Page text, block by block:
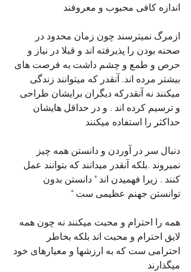
اندازه کافی محبوب و معروفند
ازمرگ نمیترسند چون زمان محدود در
صحنه بودن را پذیرفته اند و قبلا در نیاز و
حرص و طمع و چشم داشت به فرصت های
بیشتر مرده اند. آنقدر که میتوانند زندگی
میکنند نه آنقدرکه دیگران برایشان طراحی
و ترسیم کرده اند . و در حداقل هایشان
حداکثر را استفاده میکنند
دنبال سر در آوردن و دانستن همه چیز
نمیروند .بلکه آنقدر میدانند که بتوانند عمل
کنند . زیرا فهمیدن اند " دانستن بدون
توانستن جهنم عظیمی ست "
همه را احترام و محبت میکنند نه چون همه
لایق احترام و محبت اند بلکه بخاطر
احترامی ست که به ارزشها و معیارهای خود
میگذارند